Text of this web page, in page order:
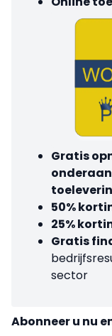
Gratis
50%
25%
Gratis
sector
Abonneer u nu